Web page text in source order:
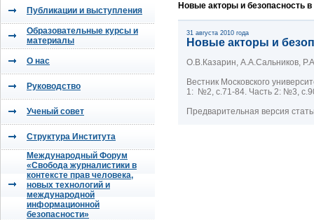
Публикации и выступления
Образовательные курсы и
материалы
О нас
Руководство
Ученый совет
Структура Института
Международный Форум
«Свобода журналистики в
контексте прав человека,
новых технологий и
международной
информационной
безопасности»
Новые акторы и безопасность в
31 августа 2010 года
Новые акторы и
О.В.Казарин, А.А.Сальников,
Вестник Московского
1: №2, с.71-84. Часть 2: №3,
Предварительная версия